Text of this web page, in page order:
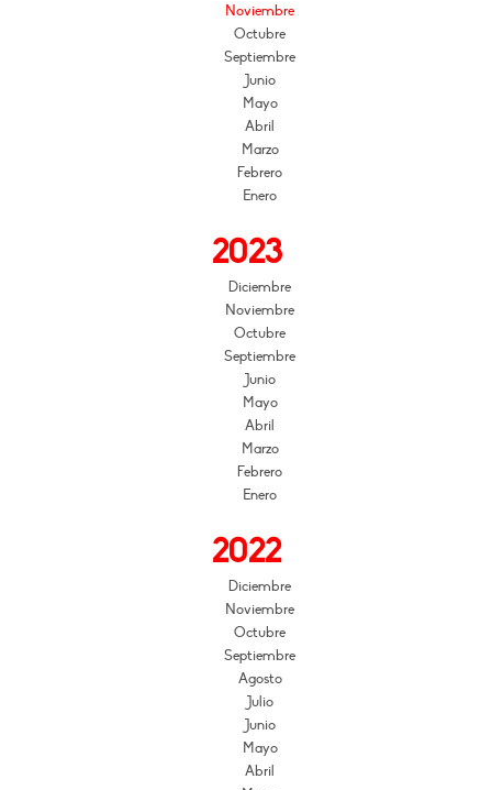
Noviembre
Octubre
Septiembre
Junio
Mayo
Abril
Marzo
Febrero
Enero
2023
Diciembre
Noviembre
Octubre
Septiembre
Junio
Mayo
Abril
Marzo
Febrero
Enero
2022
Diciembre
Noviembre
Octubre
Septiembre
Agosto
Julio
Junio
Mayo
Abril